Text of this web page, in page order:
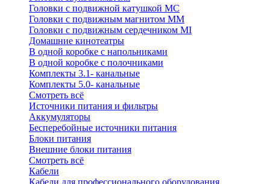
Головки с подвижной катушкой MC
Головки с подвижным магнитом ММ
Головки с подвижным сердечником MI
Домашние кинотеатры
В одной коробке с напольниками
В одной коробке с полочниками
Комплекты 3.1- канальные
Комплекты 5.0- канальные
Смотреть всё
Источники питания и фильтры
Аккумуляторы
Бесперебойные источники питания
Блоки питания
Внешние блоки питания
Смотреть всё
Кабели
Кабели для профессионального оборудования